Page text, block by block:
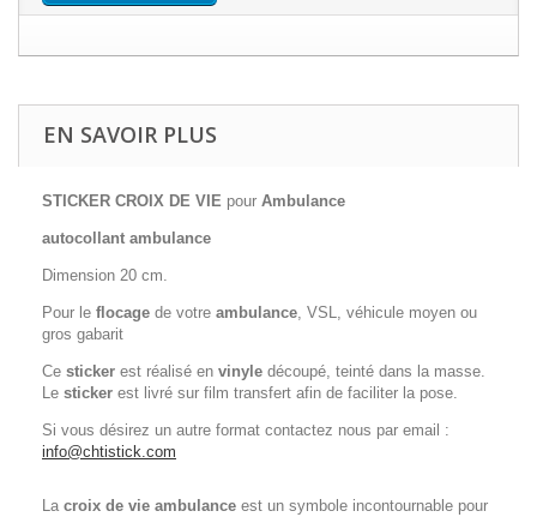
EN SAVOIR PLUS
STICKER CROIX DE VIE pour Ambulance
autocollant ambulance
Dimension 20 cm.
Pour le flocage de votre ambulance, VSL, véhicule moyen ou
gros gabarit
Ce sticker est réalisé en vinyle découpé, teinté dans la masse.
Le sticker est livré sur film transfert afin de faciliter la pose.
Si vous désirez un autre format contactez nous par email :
info@chtistick.com
La croix de vie ambulance est un symbole incontournable pour